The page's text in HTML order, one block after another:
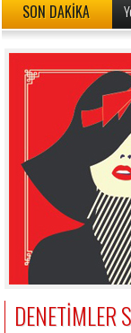
SON DAKİKA
DENETİMLER